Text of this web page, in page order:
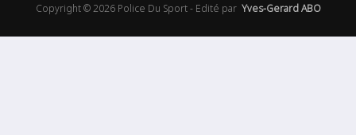
Copyright © 2026 Police Du Sport - Edité par Yves-Gerard ABO